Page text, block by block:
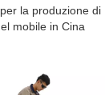
la produzione di
mobile in Cina